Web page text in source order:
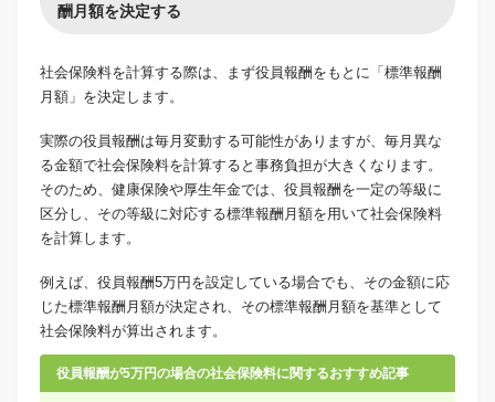
酬月額を決定する
社会保険料を計算する際は、まず役員報酬をもとに「標準報酬
月額」を決定します。
実際の役員報酬は毎月変動する可能性がありますが、毎月異な
る金額で社会保険料を計算すると事務負担が大きくなります。
そのため、健康保険や厚生年金では、役員報酬を一定の等級に
区分し、その等級に対応する標準報酬月額を用いて社会保険料
を計算します。
例えば、役員報酬5万円を設定している場合でも、その金額に応
じた標準報酬月額が決定され、その標準報酬月額を基準として
社会保険料が算出されます。
役員報酬が5万円の場合の社会保険料に関するおすすめ記事